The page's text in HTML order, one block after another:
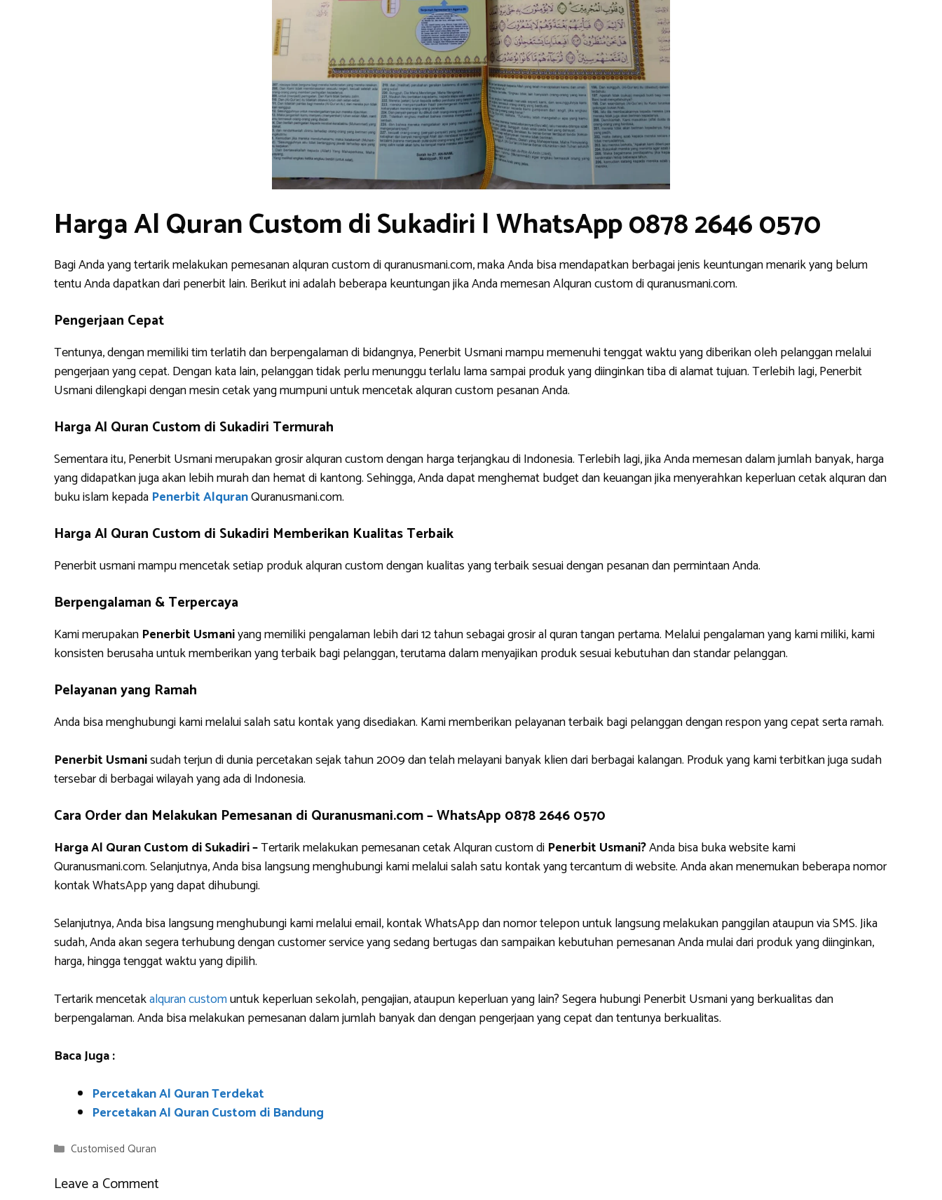
Harga Al Quran Custom di Sukadiri | WhatsApp 0878 2646 0570
Bagi Anda yang tertarik melakukan pemesanan alquran custom di quranusmani.com, maka Anda bisa mendapatkan berbagai jenis keuntungan menarik yang belum
tentu Anda dapatkan dari penerbit lain. Berikut ini adalah beberapa keuntungan jika Anda memesan Alquran custom di quranusmani.com.
Pengerjaan Cepat
Tentunya, dengan memiliki tim terlatih dan berpengalaman di bidangnya, Penerbit Usmani mampu memenuhi tenggat waktu yang diberikan oleh pelanggan melalui
pengerjaan yang cepat. Dengan kata lain, pelanggan tidak perlu menunggu terlalu lama sampai produk yang diinginkan tiba di alamat tujuan. Terlebih lagi, Penerbit
Usmani dilengkapi dengan mesin cetak yang mumpuni untuk mencetak alquran custom pesanan Anda.
Harga Al Quran Custom di Sukadiri Termurah
Sementara itu, Penerbit Usmani merupakan grosir alquran custom dengan harga terjangkau di Indonesia. Terlebih lagi, jika Anda memesan dalam jumlah banyak, harga
yang didapatkan juga akan lebih murah dan hemat di kantong. Sehingga, Anda dapat menghemat budget dan keuangan jika menyerahkan keperluan cetak alquran dan
buku islam kepada Penerbit AlquranQuranusmani.com.
Harga Al Quran Custom di Sukadiri Memberikan Kualitas Terbaik
Penerbit usmani mampu mencetak setiap produk alquran custom dengan kualitas yang terbaik sesuai dengan pesanan dan permintaan Anda.
Berpengalaman & Terpercaya
Kami merupakan Penerbit Usmaniyang memiliki pengalaman lebih dari 12 tahun sebagai grosir al quran tangan pertama. Melalui pengalaman yang kami miliki, kami
konsisten berusaha untuk memberikan yang terbaik bagi pelanggan, terutama dalam menyajikan produk sesuai kebutuhan dan standar pelanggan.
Pelayanan yang Ramah
Anda bisa menghubungi kami melalui salah satu kontak yang disediakan. Kami memberikan pelayanan terbaik bagi pelanggan dengan respon yang cepat serta ramah.
Penerbit Usmanisudah terjun di dunia percetakan sejak tahun 2009 dan telah melayani banyak klien dari berbagai kalangan. Produk yang kami terbitkan juga sudah
tersebar di berbagai wilayah yang ada di Indonesia.
Cara Order dan Melakukan Pemesanan di Quranusmani.com –WhatsApp 0878 2646 0570
Harga Al Quran Custom di Sukadiri –Tertarik melakukan pemesanan cetak Alquran custom di Penerbit Usmani?Anda bisa buka website kami
Quranusmani.com. Selanjutnya, Anda bisa langsung menghubungi kami melalui salah satu kontak yang tercantum di website. Anda akan menemukan beberapa nomor
kontak WhatsApp yang dapat dihubungi.
Selanjutnya, Anda bisa langsung menghubungi kami melalui email, kontak WhatsApp dan nomor telepon untuk langsung melakukan panggilan ataupun via SMS. Jika
sudah, Anda akan segera terhubung dengan customer service yang sedang bertugas dan sampaikan kebutuhan pemesanan Anda mulai dari produk yang diinginkan,
harga, hingga tenggat waktu yang dipilih.
Tertarik mencetakalquran customuntuk keperluan sekolah, pengajian, ataupun keperluan yang lain? Segera hubungi Penerbit Usmani yang berkualitas dan
berpengalaman. Anda bisa melakukan pemesanan dalam jumlah banyak dan dengan pengerjaan yang cepat dan tentunya berkualitas.
Baca Juga :
Percetakan Al Quran Terdekat
Percetakan Al Quran Custom di Bandung
Categories
Customised Quran
Leave a Comment